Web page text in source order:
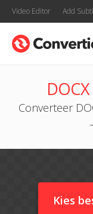
Video Editor Add
Converteer
Kies